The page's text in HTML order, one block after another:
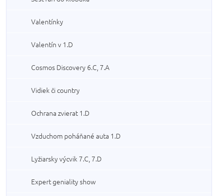
Valentínky
Valentín v 1.D
Cosmos Discovery 6.C, 7.A
Vidiek či country
Ochrana zvierat 1.D
Vzduchom poháňané auta 1.D
Lyžiarsky výcvik 7.C, 7.D
Expert geniality show